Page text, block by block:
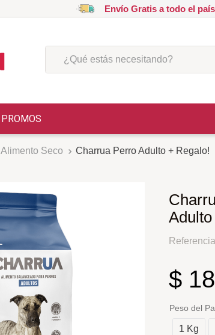
Envío Gratis a todo el país
¿Qué estás necesitando?
PROMOS
Alimento Seco Charrua Perro Adulto + Regalo!
Referencia
$
Peso del
1 Kg